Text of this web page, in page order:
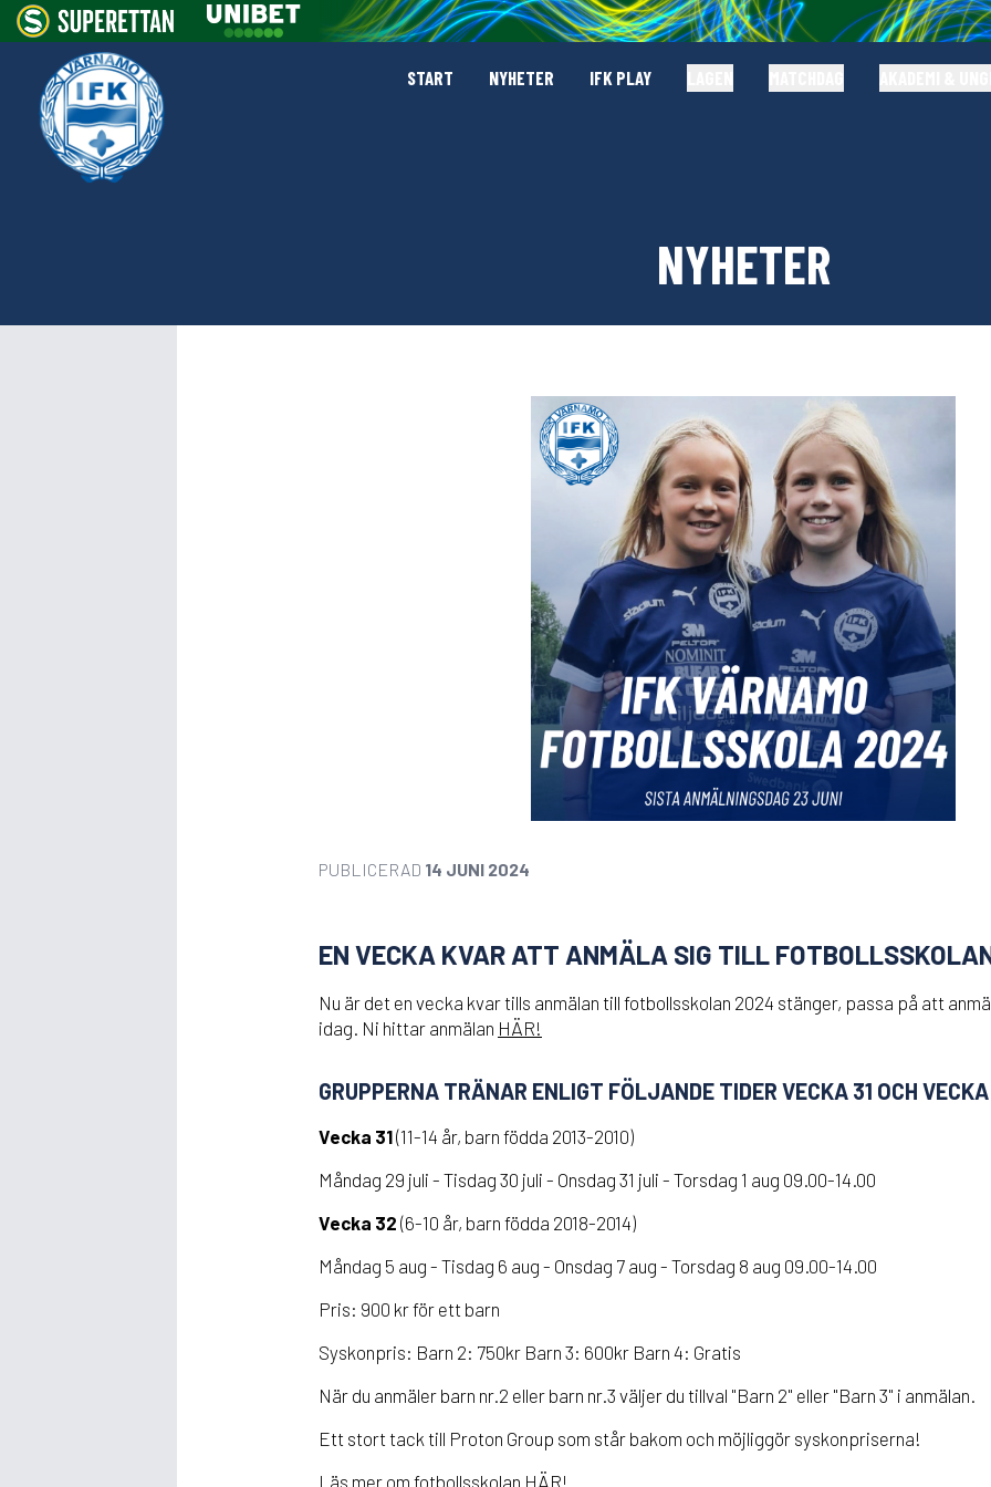
START NYHETER IFK PLAY
NYHETER
PUBLICERAD 14 JUNI 2024
EN VECKA KVAR ATT ANMÄLA SIG TILL
Nu är det en vecka kvar tills anmälan till fotbollsskolan 2024 stänger, passa på att
idag. Ni hittar anmälan HÄR!
GRUPPERNA TRÄNAR ENLIGT FÖLJANDE TIDER VECKA 31 OCH
Vecka 31(11-14 år, barn födda 2013-2010)
Måndag 29 juli - Tisdag 30 juli - Onsdag 31 juli - Torsdag 1 aug 09.00-14.00
Vecka 32 (6-10 år, barn födda 2018-2014)
Måndag 5 aug - Tisdag 6 aug - Onsdag 7 aug - Torsdag 8 aug 09.00-14.00
Pris: 900 kr för ett barn
Syskonpris: Barn 2: 750kr Barn 3: 600kr Barn 4: Gratis
När du anmäler barn nr.2 eller barn nr.3 väljer du tillval "Barn 2" eller "Barn 3" i anmälan.
Ett stort tack till Proton Group som står bakom och möjliggör syskonpriserna!
Läs mer om fotbollsskolan HÄR!